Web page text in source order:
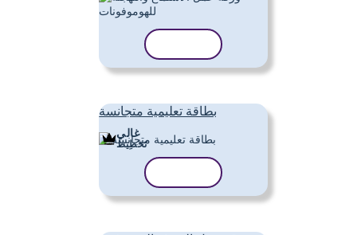
بطاقة تعليمية متجانسة
غالي
تَخطِيط